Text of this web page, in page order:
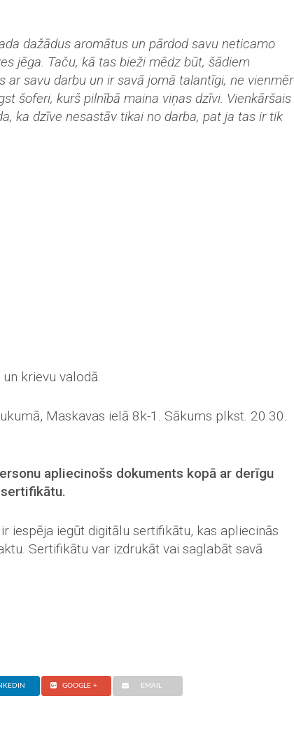
dažādus aromātus un pārdod savu neticamo
jēga. Taču, kā tas bieži mēdz būt, šādiem
savu darbu un ir savā jomā talantīgi, ne vienmēr
šoferi, kurš pilnībā maina viņas dzīvi. Vienkāršais
ka dzīve nesastāv tikai no darba, pat ja tas ir tik
krievu valodā.
Maskavas ielā 8k-1. Sākums plkst. 20.30.
apliecinošs dokuments kopā ar derīgu
iespēja iegūt digitālu sertifikātu, kas apliecinās
Sertifikātu var izdrukāt vai saglabāt savā
GOOGLE + EMAIL